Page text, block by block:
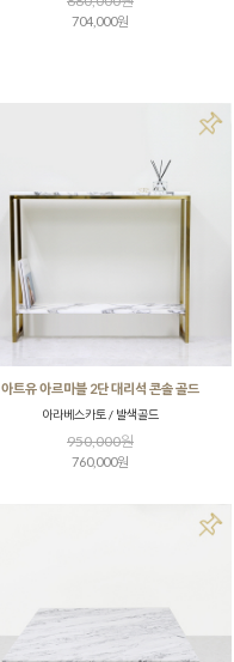
704,000원
아트유 아르마블 2단 대리석 콘솔 골드
아라베스카토 / 발색골드
950,000원
760,000원